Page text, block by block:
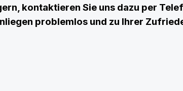
kontaktieren Sie uns dazu per
problemlos und zu Ihrer